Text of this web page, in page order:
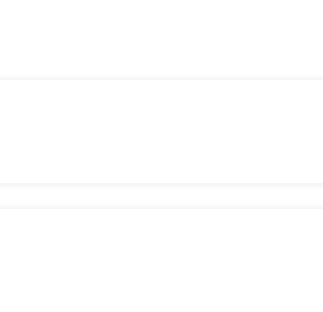
sans complications.
du marché.
des plateformes et des dApps.